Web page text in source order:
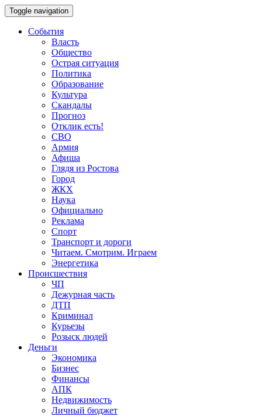
Toggle navigation
События
Власть
Общество
Острая ситуация
Политика
Образование
Культура
Скандалы
Прогноз
Отклик есть!
СВО
Армия
Афиша
Глядя из Ростова
Город
ЖКХ
Наука
Официально
Реклама
Спорт
Транспорт и дороги
Читаем. Смотрим. Играем
Энергетика
Происшествия
ЧП
Дежурная часть
ДТП
Криминал
Курьезы
Розыск людей
Деньги
Экономика
Бизнес
Финансы
АПК
Недвижимость
Личный бюджет